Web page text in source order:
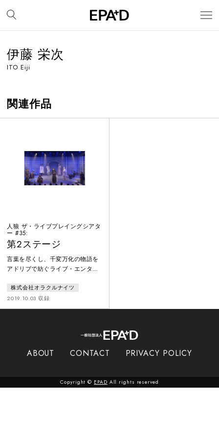
伊藤 栄次
ITO Eiji
関連作品
人狼 ザ・ライブプレイングシアタ
ー #35:
第2ステージ
言葉を尽くし、千変万化の物語を
アドリブで紡ぐライブ・エンター
グのみ。俳優はパーティーゲーム
「人狼」のルールを用いて、人間
vs 人狼の戦いを即興で繰り広げ
で、4つの種族が種の存亡をかけ
人狼を、人間は処刑できるのか？
株式会社オラクルナイツ
2019.10.03 収録
ABOUT CONTACT PRIVACY POLICY
Copyright © EPAD All rights reserved